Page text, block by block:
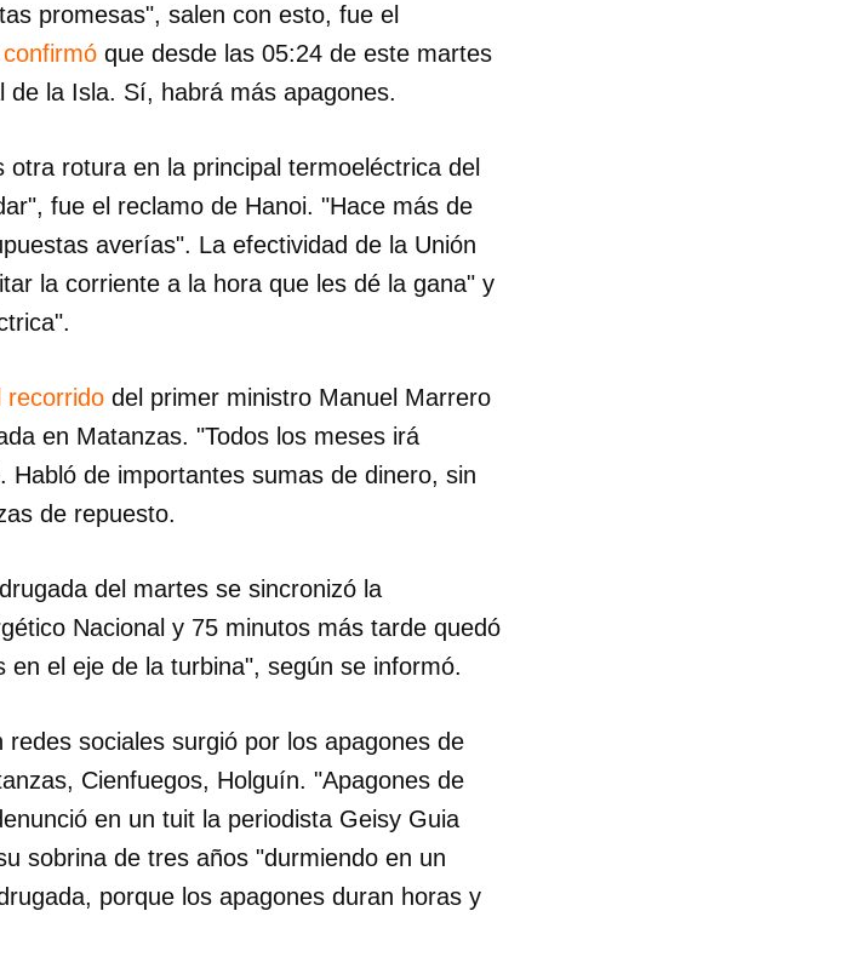
promesas", salen con esto, fue el
confirmó que desde las 05:24 de este martes
la Isla. Sí, habrá más apagones.
rotura en la principal termoeléctrica del
fue el reclamo de Hanoi. "Hace más de
averías". La efectividad de la Unión
la corriente a la hora que les dé la gana" y
recorrido del primer ministro Manuel Marrero
en Matanzas. "Todos los meses irá
de importantes sumas de dinero, sin
de repuesto.
del martes se sincronizó la
Nacional y 75 minutos más tarde quedó
el eje de la turbina", según se informó.
sociales surgió por los apagones de
Cienfuegos, Holguín. "Apagones de
en un tuit la periodista Geisy Guia
sobrina de tres años "durmiendo en un
porque los apagones duran horas y